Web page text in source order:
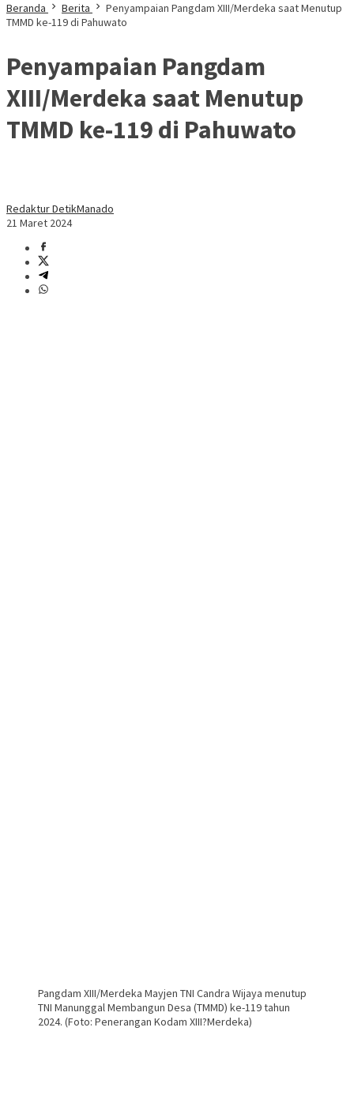
Beranda Berita
Penyampaian Pangdam XIII/Merdeka saat Menutup
TMMD ke-119 di Pahuwato
Penyampaian Pangdam
XIII/Merdeka saat Menutup
TMMD ke-119 di Pahuwato
Redaktur DetikManado
21 Maret 2024
Pangdam XIII/Merdeka Mayjen TNI Candra Wijaya menutup
TNI Manunggal Membangun Desa (TMMD) ke-119 tahun
2024. (Foto: Penerangan Kodam XIII?Merdeka)